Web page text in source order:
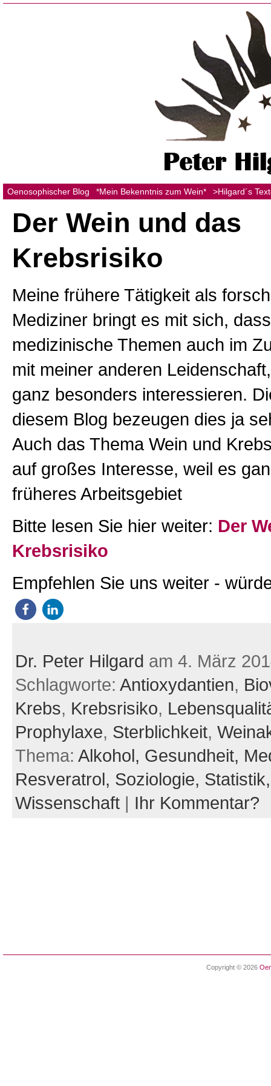
Oenosophischer Blog *Mein Bekenntnis zum Wein* >Hilgard´s
Der Wein und das
Krebsrisiko
Meine frühere Tätigkeit als
Mediziner bringt es mit sich,
medizinische Themen auch im
mit meiner anderen
ganz besonders interessieren.
diesem Blog bezeugen dies ja
Auch das Thema Wein und
auf großes Interesse, weil es
früheres Arbeitsgebiet
Bitte lesen Sie hier weiter: Der
Krebsrisiko
Empfehlen Sie uns weiter -
Dr. Peter Hilgard am 4. März
Schlagworte: Antioxydantien,
Krebs, Krebsrisiko,
Prophylaxe, Sterblichkeit,
Thema: Alkohol, Gesundheit,
Resveratrol, Soziologie,
Wissenschaft| Ihr Kommentar?
Copyright © 2026